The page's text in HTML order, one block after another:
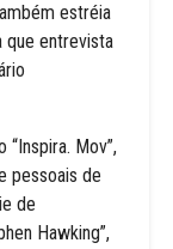
estréia
que entrevista
Mov”,
pessoais de
de
Hawking”,